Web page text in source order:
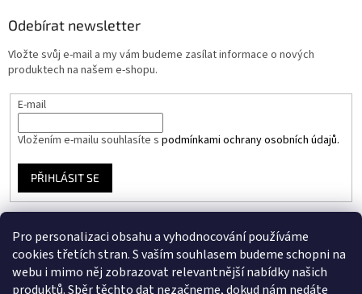
Pro personalizaci obsahu a vyhodnocování používáme
cookies třetích stran. S vaším souhlasem budeme schopni na
webu i mimo něj zobrazovat relevantnější nabídky našich
produktů. Sběr těchto dat nezačneme, dokud nám nedáte
Odebírat newsletter
Vložte svůj e-mail a my vám budeme zasílat informace o nových
produktech na našem e-shopu.
E-mail
Vložením e-mailu souhlasíte s podmínkami ochrany osobních údajů.
PŘIHLÁSIT SE
Instagram